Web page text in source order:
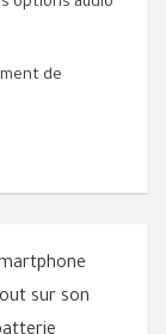
options audio
de
sur son